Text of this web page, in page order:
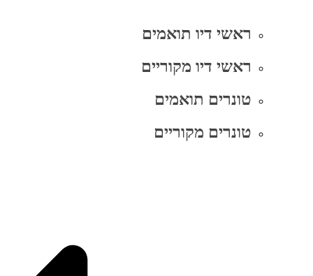
ראשי דיו תואמים
ראשי דיו מקוריים
טונרים תואמים
טונרים מקוריים